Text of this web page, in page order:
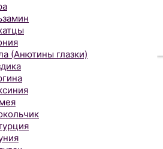
(Анютины глазки)